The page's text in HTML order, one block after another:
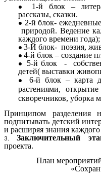
1-й блок –
рассказы, сказки.
2-й блок-
природой. Ведение
каждого времени года);
3-Й блок- поэзия,
4-й блок – создание
5-й блок -
детей( выставки
6-й блок – карта
растениями,
скворечников, уборка
Принципом разделения
подпитывать детский
и расширяя знания каждого
Заключительный
проекта.
План